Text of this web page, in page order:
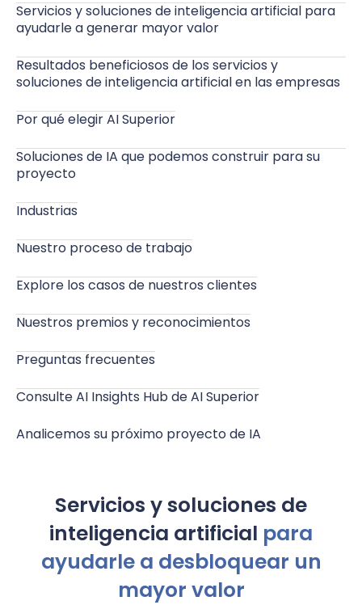
Servicios y soluciones de inteligencia artificial para
ayudarle a generar mayor valor
Resultados beneficiosos de los servicios y
soluciones de inteligencia artificial en las empresas
Por qué elegir AI Superior
Soluciones de IA que podemos construir para su
proyecto
Industrias
Nuestro proceso de trabajo
Explore los casos de nuestros clientes
Nuestros premios y reconocimientos
Preguntas frecuentes
Consulte AI Insights Hub de AI Superior
Analicemos su próximo proyecto de IA
Servicios y soluciones de
inteligencia artificial para
ayudarle a desbloquear un
mayor valor